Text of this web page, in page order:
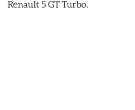
Renault 5 GT Turbo.